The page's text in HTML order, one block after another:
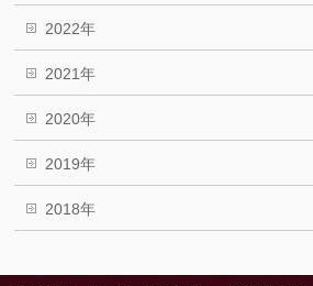
2022年
2021年
2020年
2019年
2018年